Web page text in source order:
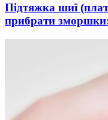
Підтяжка шиї
прибрати